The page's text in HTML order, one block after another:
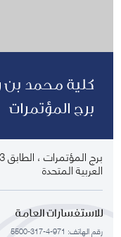
كلية محمد بن
برج المؤتمرات
العربية المتحدة
للاستفسارات العامة
رقم الهاتف: 971-4-317-5500